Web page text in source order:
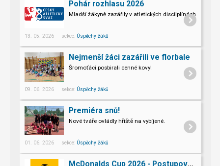
Pohár rozhlasu 2026
Mladší žákyně zazářily v atletických discilplínách.
13. 05. 2026 sekce: Úspěchy žáků
Nejmenší žáci zazářili ve florbale
Šromoťáci posbirali cenné kovy!
09. 06. 2026 sekce: Úspěchy žáků
Premiéra snů!
Nové tváře ovládly hřiště na vybíjené.
01. 06. 2026 sekce: Úspěchy žáků
McDonalds Cup 2026 - Postupové kolo Přerov